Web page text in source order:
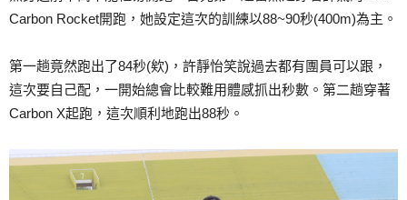
Carbon Rocket開跑，她設定這次的訓練以88~90秒(400m)為主。
第一趟竟然跑出了84秒(欸)，許靜怡笑說過去都有團員可以跟，
這次要自己配，一開始總會比較難用體感抓出秒數。第二趟穿著
Carbon X起跑，這次順利地跑出88秒。